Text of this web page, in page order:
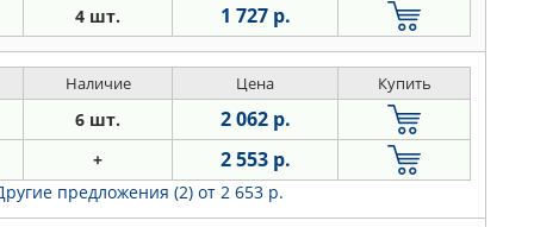
4 шт. 1 727 р.
Наличие Цена Купить
6 шт. 2 062 р.
+ 2 553 р.
предложения (2) от 2 653 р.